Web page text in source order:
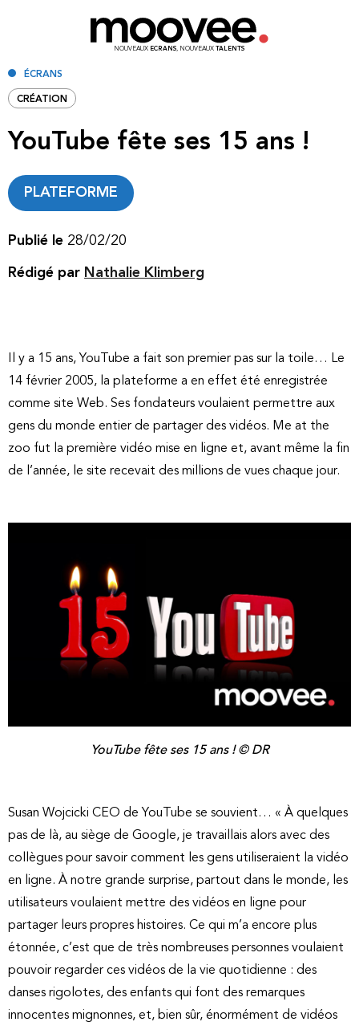
NOUVEAUX ECRANS, NOUVEAUX TALENTS
ÉCRANS
CRÉATION
YouTube fête ses 15 ans !
PLATEFORME
Publié le 28/02/20
Rédigé par Nathalie Klimberg
Il y a 15 ans, YouTube a fait son premier pas sur la toile… Le
14 février 2005, la plateforme a en effet été enregistrée
comme site Web. Ses fondateurs voulaient permettre aux
gens du monde entier de partager des vidéos. Me at the
zoo fut la première vidéo mise en ligne et, avant même la fin
de l’année, le site recevait des millions de vues chaque jour.
YouTube fête ses 15 ans ! © DR
Susan Wojcicki CEO de YouTube se souvient… « À quelques
pas de là, au siège de Google, je travaillais alors avec des
collègues pour savoir comment les gens utiliseraient la vidéo
en ligne. À notre grande surprise, partout dans le monde, les
utilisateurs voulaient mettre des vidéos en ligne pour
partager leurs propres histoires. Ce qui m’a encore plus
étonnée, c’est que de très nombreuses personnes voulaient
pouvoir regarder ces vidéos de la vie quotidienne : des
danses rigolotes, des enfants qui font des remarques
innocentes mignonnes, et, bien sûr, énormément de vidéos